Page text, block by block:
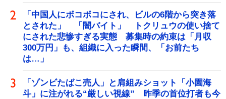
「中国人にボコボコにされ、ビルの6階から突き落
とされた」 「闇バイト」 トクリュウの使い捨て
にされた悲惨すぎる実態 募集時の約束は「月収
300万円」も、組織に入った瞬間、「お前たち
は…」
「ゾンビたばこ売人」と肩組みショット「小園海
斗」に注がれる“厳しい視線” 昨季の首位打者も今